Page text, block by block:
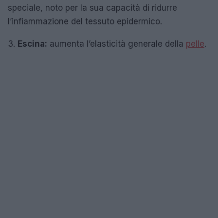
speciale, noto per la sua capacità di ridurre
l’infiammazione del tessuto epidermico.
3. Escina: aumenta l’elasticità generale della pelle.